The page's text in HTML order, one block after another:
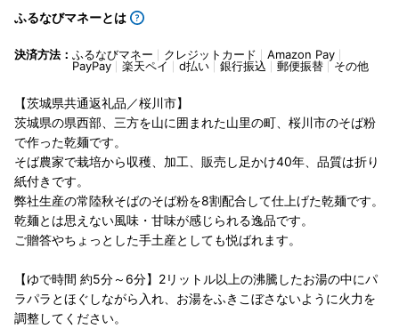
ふるなびマネーとは
決済方法： ふるなびマネー クレジットカード
Amazon Pay
PayPay
楽天ペイ d払い 銀行振込 郵便振替 その他
【茨城県共通返礼品／桜川市】
茨城県の県西部、三方を山に囲まれた山里の町、桜川市のそば粉
で作った乾麺です。
そば農家で栽培から収穫、加工、販売し足かけ40年、品質は折り
紙付きです。
弊社生産の常陸秋そばのそば粉を8割配合して仕上げた乾麺です。
乾麺とは思えない風味・甘味が感じられる逸品です。
ご贈答やちょっとした手土産としても悦ばれます。
【ゆで時間 約5分～6分】2リットル以上の沸騰したお湯の中にパ
ラパラとほぐしながら入れ、お湯をふきこぼさないように火力を
調整してください。